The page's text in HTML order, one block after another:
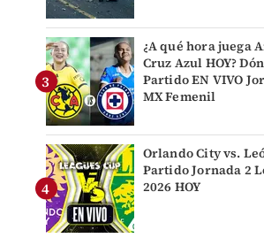
¿A qué hora juega
Cruz Azul HOY?
Partido EN VIVO
MX Femenil
Orlando City vs.
Partido Jornada 2
2026 HOY